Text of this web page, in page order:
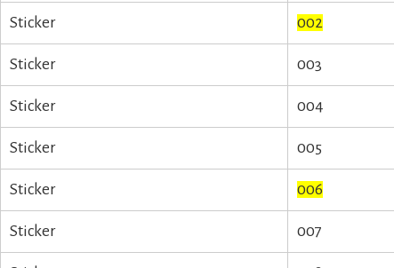
Sticker 002
Sticker 003
Sticker 004
Sticker 005
Sticker 006
Sticker 007